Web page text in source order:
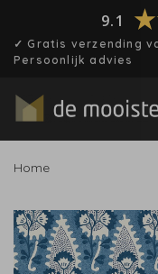
9.1
✓ Gratis verzending
Persoonlijk advies
Home